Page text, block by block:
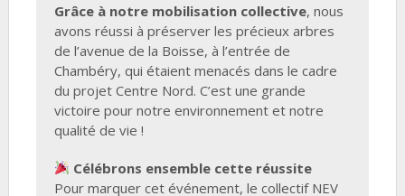
Grâce à notre mobilisation collective, nous
avons réussi à préserver les précieux arbres
de l’avenue de la Boisse, à l’entrée de
Chambéry, qui étaient menacés dans le cadre
du projet Centre Nord. C’est une grande
victoire pour notre environnement et notre
qualité de vie !
Célébrons ensemble cette réussite
Pour marquer cet événement, le collectif NEV